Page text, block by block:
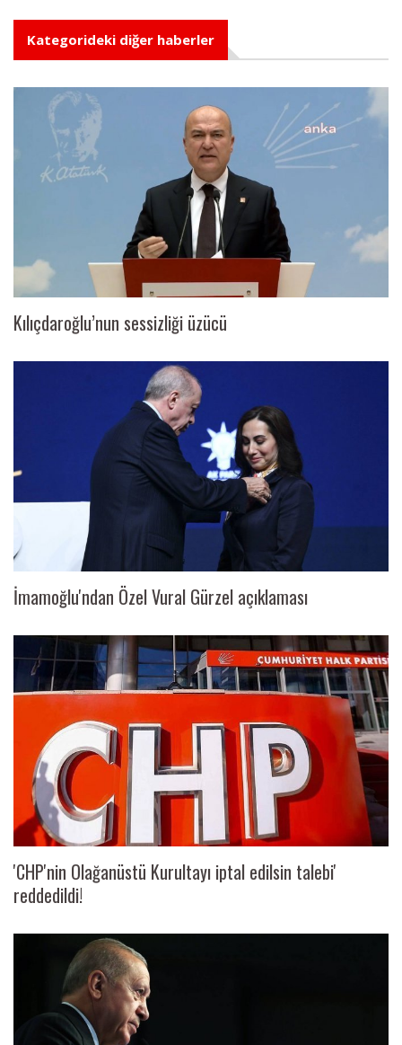
Kategorideki diğer haberler
Kılıçdaroğlu’nun sessizliği üzücü
İmamoğlu'ndan Özel Vural Gürzel açıklaması
'CHP'nin Olağanüstü Kurultayı iptal edilsin talebi'
reddedildi!